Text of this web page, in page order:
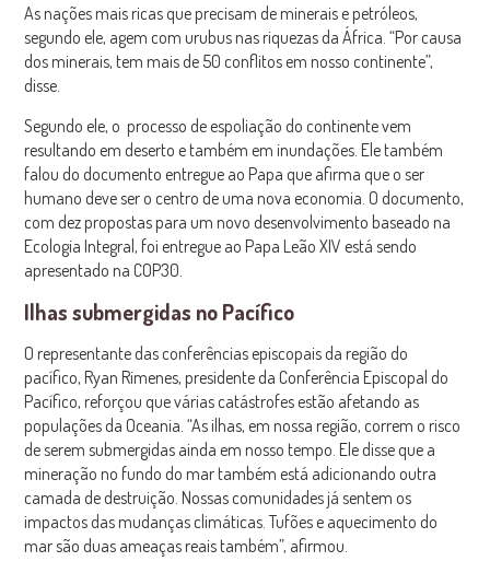
As nações mais ricas que precisam de minerais e petróleos,
segundo ele, agem com urubus nas riquezas da África. “Por causa
dos minerais, tem mais de 50 conflitos em nosso continente”,
disse.
Segundo ele, o processo de espoliação do continente vem
resultando em deserto e também em inundações. Ele também
falou do documento entregue ao Papa que afirma que o ser
humano deve ser o centro de uma nova economia. O documento,
com dez propostas para um novo desenvolvimento baseado na
Ecologia Integral, foi entregue ao Papa Leão XIV está sendo
apresentado na COP30.
Ilhas submergidas no Pacífico
O representante das conferências episcopais da região do
pacífico, Ryan Rimenes, presidente da Conferência Episcopal do
Pacífico, reforçou que várias catástrofes estão afetando as
populações da Oceania. “As ilhas, em nossa região, correm o risco
de serem submergidas ainda em nosso tempo. Ele disse que a
mineração no fundo do mar também está adicionando outra
camada de destruição. Nossas comunidades já sentem os
impactos das mudanças climáticas. Tufões e aquecimento do
mar são duas ameaças reais também”, afirmou.